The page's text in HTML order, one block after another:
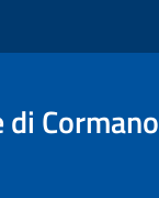
di Cormano